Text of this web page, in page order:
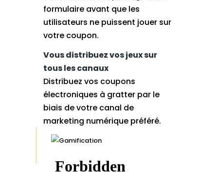
formulaire avant que les
utilisateurs ne puissent jouer sur
votre coupon.
Vous distribuez vos jeux sur
tous les canaux
Distribuez vos coupons
électroniques à gratter par le
biais de votre canal de
marketing numérique préféré.